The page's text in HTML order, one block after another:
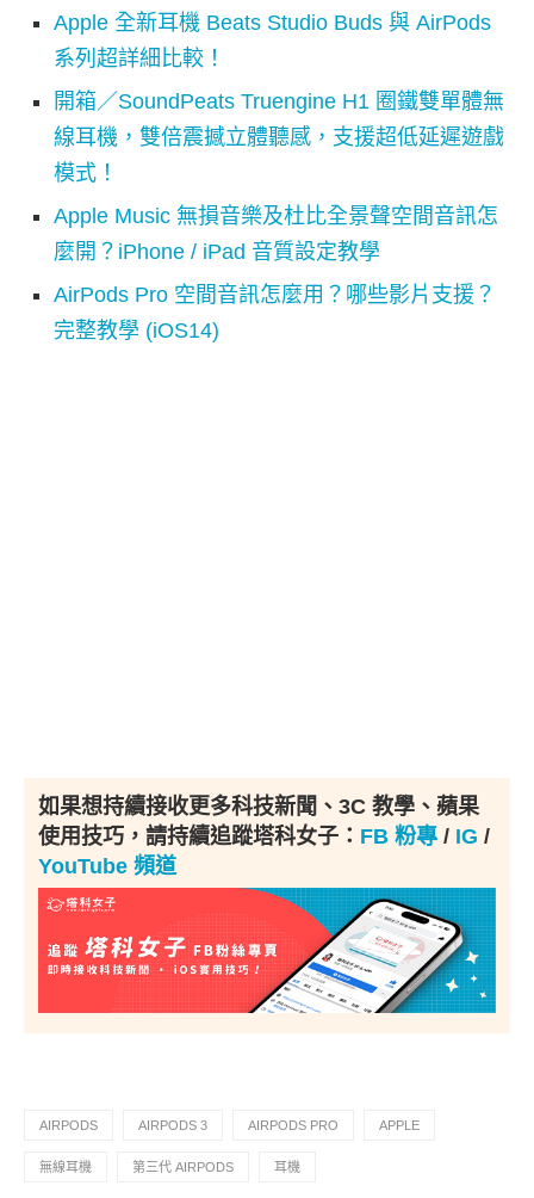
Apple 全新耳機 Beats Studio Buds 與 AirPods
系列超詳細比較！
開箱／SoundPeats Truengine H1 圈鐵雙單體無
線耳機，雙倍震撼立體聽感，支援超低延遲遊戲
模式！
Apple Music 無損音樂及杜比全景聲空間音訊怎
麼開？iPhone / iPad 音質設定教學
AirPods Pro 空間音訊怎麼用？哪些影片支援？
完整教學 (iOS14)
如果想持續接收更多科技新聞、3C 教學、蘋果
使用技巧，請持續追蹤塔科女子： FB 粉專 / IG /
YouTube 頻道
AIRPODS AIRPODS 3 AIRPODS PRO APPLE
無線耳機 第三代 AIRPODS 耳機